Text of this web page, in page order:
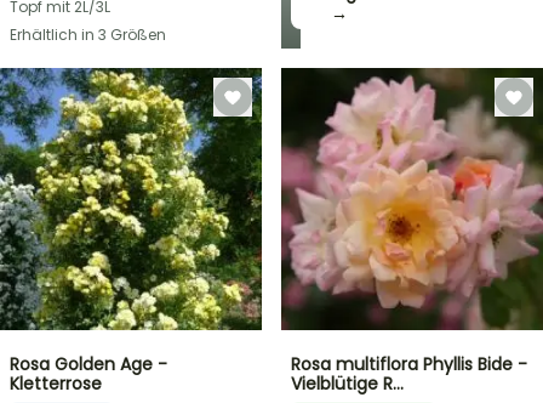
→
Topf mit 2L/3L
Erhältlich in 3 Größen
Rosa Golden Age -
Kletterrose
Rosa multiflora Phyllis Bide -
Vielblütige R…